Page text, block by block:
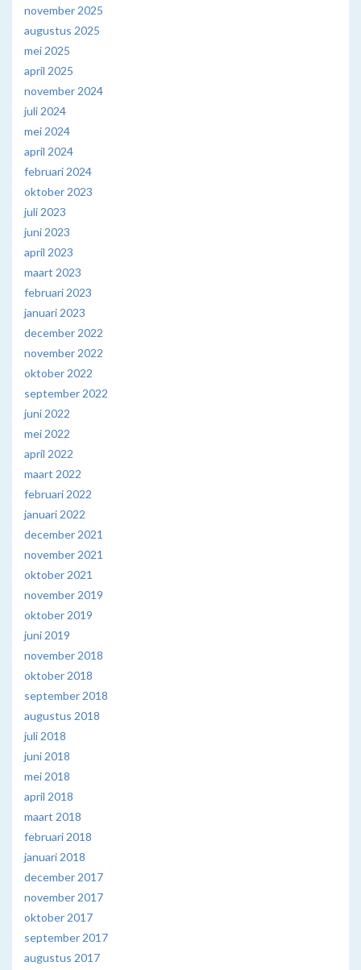
november 2025
augustus 2025
mei 2025
april 2025
november 2024
juli 2024
mei 2024
april 2024
februari 2024
oktober 2023
juli 2023
juni 2023
april 2023
maart 2023
februari 2023
januari 2023
december 2022
november 2022
oktober 2022
september 2022
juni 2022
mei 2022
april 2022
maart 2022
februari 2022
januari 2022
december 2021
november 2021
oktober 2021
november 2019
oktober 2019
juni 2019
november 2018
oktober 2018
september 2018
augustus 2018
juli 2018
juni 2018
mei 2018
april 2018
maart 2018
februari 2018
januari 2018
december 2017
november 2017
oktober 2017
september 2017
augustus 2017